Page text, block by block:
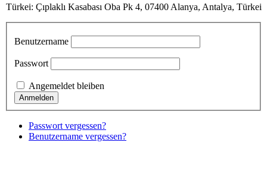
Türkei: Çıplaklı Kasabası Oba Pk 4, 07400 Alanya, Antalya, Türkei
Benutzername
Passwort
Angemeldet bleiben
Passwort vergessen?
Benutzername vergessen?